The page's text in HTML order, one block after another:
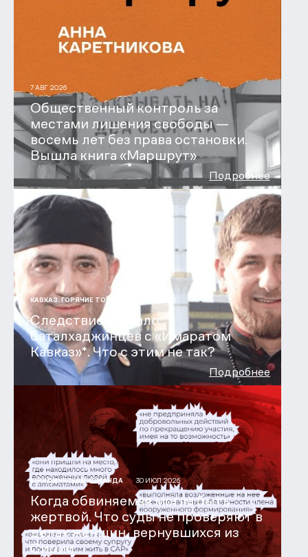
7 АВГ 2026
Общественный контроль за
местами лишения свободы —
восемь лет без права остановки.
Вышла книга «Маршрут»
Подробнее
КАВКАЗ. ГОРЯЧИЕ ТОЧКИ 31 ИЮЛ 2026
Следствие связало
баталхаджинцев с «Имаратом
Кавказ»*. Что с этим не так?
Подробнее
ЮРИДИЧЕСКАЯ КОМАНДА 30 ИЮЛ 2026
Когда обвиняемая могла быть
жертвой. Что суды не проверяют в
делах женщин, вернувшихся из
Сирии